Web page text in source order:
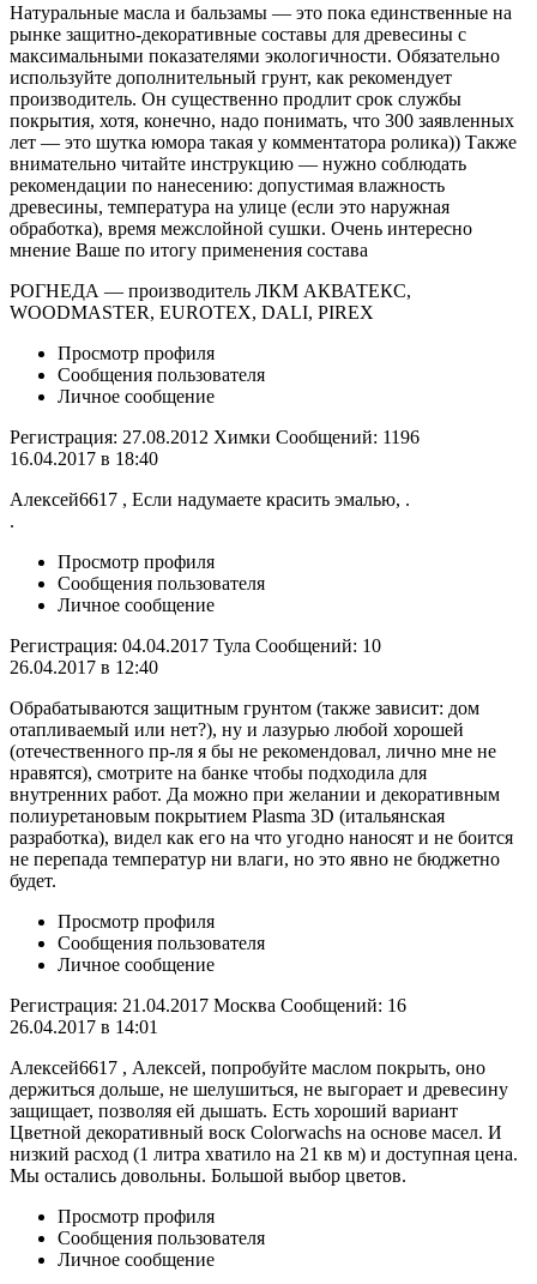
Натуральные масла и бальзамы — это пока единственные на
рынке защитно-декоративные составы для древесины с
максимальными показателями экологичности. Обязательно
используйте дополнительный грунт, как рекомендует
производитель. Он существенно продлит срок службы
покрытия, хотя, конечно, надо понимать, что 300 заявленных
лет — это шутка юмора такая у комментатора ролика)) Также
внимательно читайте инструкцию — нужно соблюдать
рекомендации по нанесению: допустимая влажность
древесины, температура на улице (если это наружная
обработка), время межслойной сушки. Очень интересно
мнение Ваше по итогу применения состава
РОГНЕДА — производитель ЛКМ АКВАТЕКС,
WOODMASTER, EUROTEX, DALI, PIREX
Просмотр профиля
Сообщения пользователя
Личное сообщение
Регистрация: 27.08.2012 Химки Сообщений: 1196
16.04.2017 в 18:40
Алексей6617 , Если надумаете красить эмалью, .
.
Просмотр профиля
Сообщения пользователя
Личное сообщение
Регистрация: 04.04.2017 Тула Сообщений: 10
26.04.2017 в 12:40
Обрабатываются защитным грунтом (также зависит: дом
отапливаемый или нет?), ну и лазурью любой хорошей
(отечественного пр-ля я бы не рекомендовал, лично мне не
нравятся), смотрите на банке чтобы подходила для
внутренних работ. Да можно при желании и декоративным
полиуретановым покрытием Plasma 3D (итальянская
разработка), видел как его на что угодно наносят и не боится
не перепада температур ни влаги, но это явно не бюджетно
будет.
Просмотр профиля
Сообщения пользователя
Личное сообщение
Регистрация: 21.04.2017 Москва Сообщений: 16
26.04.2017 в 14:01
Алексей6617 , Алексей, попробуйте маслом покрыть, оно
держиться дольше, не шелушиться, не выгорает и древесину
защищает, позволяя ей дышать. Есть хороший вариант
Цветной декоративный воск Colorwachs на основе масел. И
низкий расход (1 литра хватило на 21 кв м) и доступная цена.
Мы остались довольны. Большой выбор цветов.
Просмотр профиля
Сообщения пользователя
Личное сообщение